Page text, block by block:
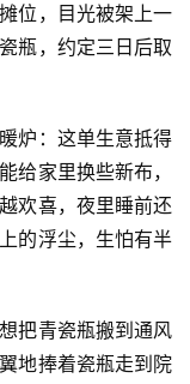
位，目光被架上一
瓶，约定三日后取
炉：这单生意抵得
给家里换些新布，
欢喜，夜里睡前还
的浮尘，生怕有半
把青瓷瓶搬到通风
地捧着瓷瓶走到院